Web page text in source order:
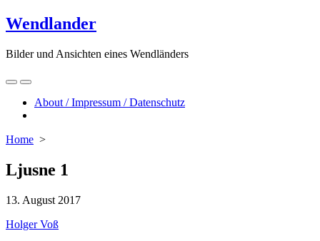
Skip
to
Wendlander
Bilder und Ansichten eines Wendländers
Search
Toggle
Menu
About / Impressum / Datenschutz
Home >
Ljusne 1
Published
13. August 2017
Author
Holger Voß